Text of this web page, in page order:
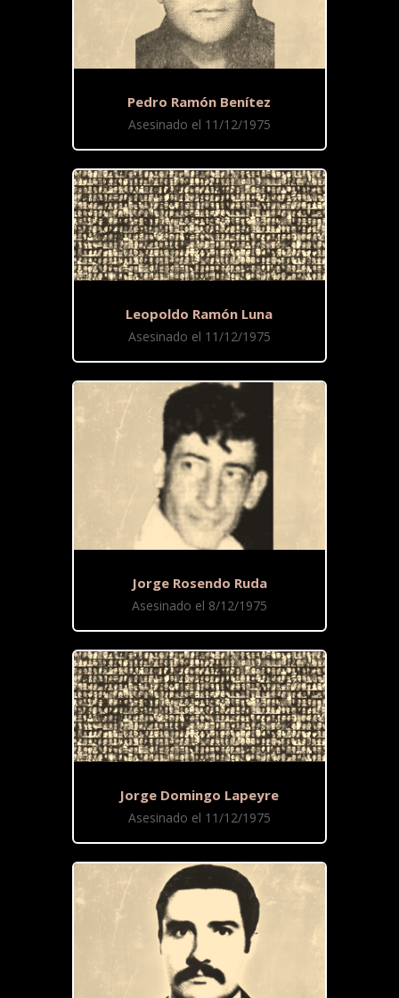
Pedro Ramón Benítez
Asesinado el 11/12/1975
Leopoldo Ramón Luna
Asesinado el 11/12/1975
Jorge Rosendo Ruda
Asesinado el 8/12/1975
Jorge Domingo Lapeyre
Asesinado el 11/12/1975